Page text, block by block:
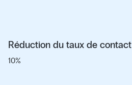
Réduction du taux de contact
10%